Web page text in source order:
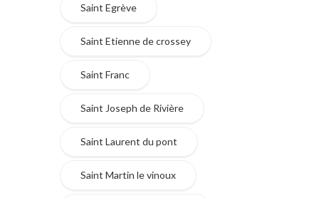
Saint Egrève
Saint Etienne de crossey
Saint Franc
Saint Joseph de Rivière
Saint Laurent du pont
Saint Martin le vinoux